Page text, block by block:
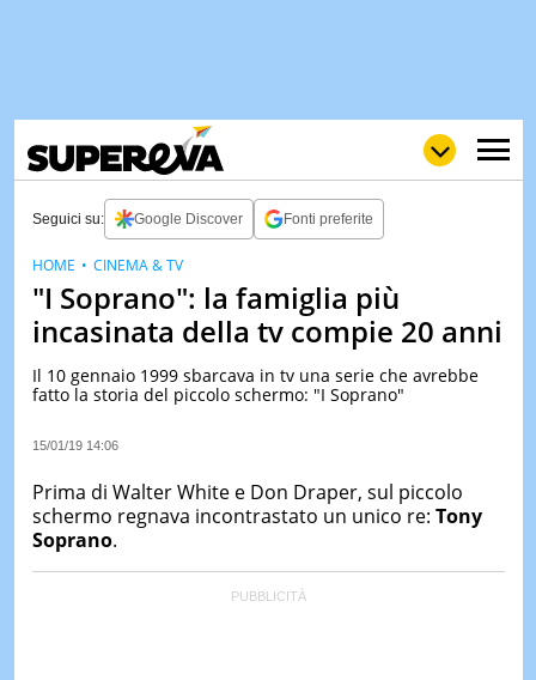
STORIE
VIDEO
QUIZ
TEST
Seguici su: Google Discover Fonti preferite
"I Soprano": la famiglia più
incasinata della tv compie 20 anni
Il 10 gennaio 1999 sbarcava in tv una serie che avrebbe
fatto la storia del piccolo schermo: "I Soprano"
15/01/19 14:06
HOME CINEMA & TV
Prima di Walter White e Don Draper, sul piccolo
schermo regnava incontrastato un unico re: Tony
Soprano.